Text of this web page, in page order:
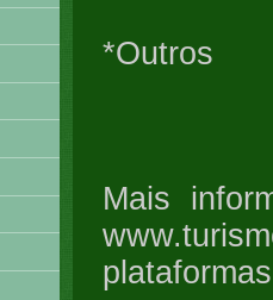
*Outros
Mais